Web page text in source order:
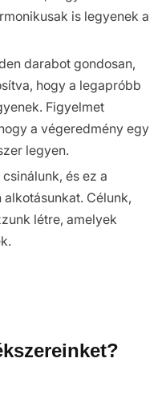
is legyenek a
darabot gondosan,
hogy a legapróbb
Figyelmet
a végeredmény egy
legyen.
és ez a
Célunk,
létre, amelyek